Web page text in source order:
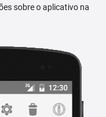
sobre o aplicativo na